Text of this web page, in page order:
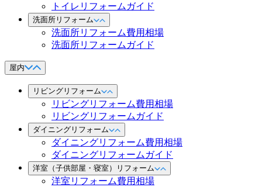
トイレリフォームガイド
洗面所リフォーム
洗面所リフォーム費用相場
洗面所リフォームガイド
屋内
リビングリフォーム
リビングリフォーム費用相場
リビングリフォームガイド
ダイニングリフォーム
ダイニングリフォーム費用相場
ダイニングリフォームガイド
洋室（子供部屋・寝室）リフォーム
洋室リフォーム費用相場